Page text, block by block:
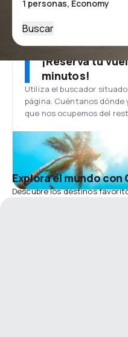
Buscar
¡Reserva tu
minutos!
Utiliza el buscador
página. Cuéntanos dónde
que nos ocupemos del
Explora el mundo con
Descubre los destinos